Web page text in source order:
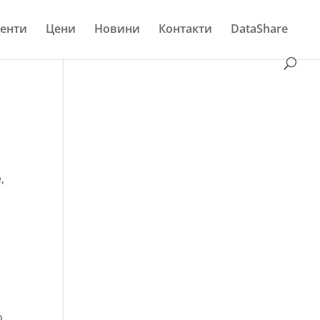
Цени Новини Контакти DataShare